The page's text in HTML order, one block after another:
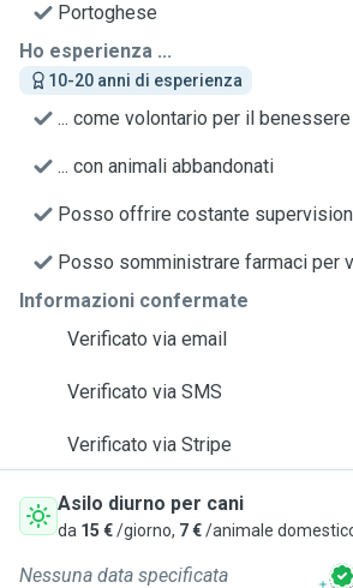
Portoghese
Ho esperienza ...
10-20 anni di esperienza
... come volontario per il
... con animali abbandonati
Posso offrire costante
Posso somministrare farmaci per
Informazioni confermate
Verificato via email
Verificato via SMS
Verificato via Stripe
Asilo diurno per cani
da 15 €/giorno, 7 €/animale
Nessuna data specificata